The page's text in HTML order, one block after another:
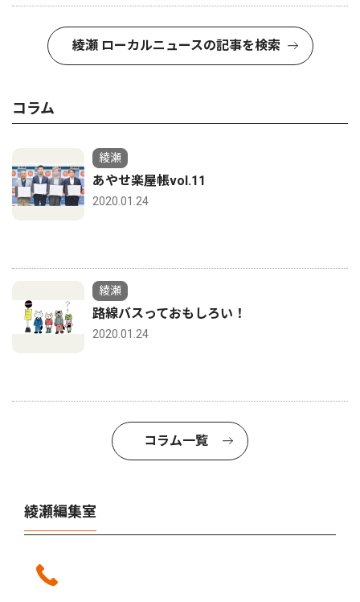
綾瀬 ローカルニュースの記事を検索
コラム
綾瀬
あやせ楽屋帳vol.11
2020.01.24
綾瀬
路線バスっておもしろい！
2020.01.24
コラム一覧
綾瀬編集室